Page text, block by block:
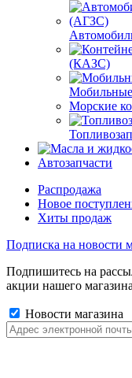
(КАЗС)
Мобильные
Морские
Автозапчасти
Распродажа
Новое
Хиты продаж
Подписка на новости
Подпишитесь на
акции нашего
Новости магазина